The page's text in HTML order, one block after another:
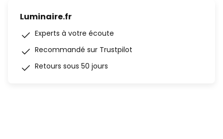
Luminaire.fr
Experts à votre écoute
Recommandé sur Trustpilot
Retours sous 50 jours